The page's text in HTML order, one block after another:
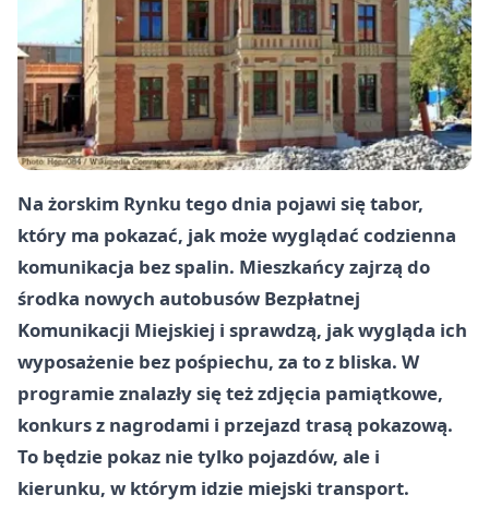
Na żorskim Rynku tego dnia pojawi się tabor,
który ma pokazać, jak może wyglądać codzienna
komunikacja bez spalin. Mieszkańcy zajrzą do
środka nowych autobusów Bezpłatnej
Komunikacji Miejskiej i sprawdzą, jak wygląda ich
wyposażenie bez pośpiechu, za to z bliska. W
programie znalazły się też zdjęcia pamiątkowe,
konkurs z nagrodami i przejazd trasą pokazową.
To będzie pokaz nie tylko pojazdów, ale i
kierunku, w którym idzie miejski transport.